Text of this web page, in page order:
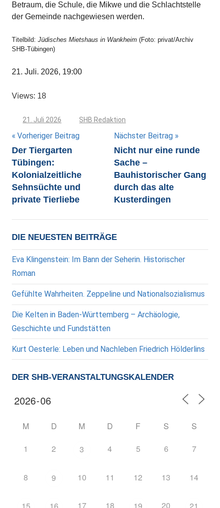
Betraum, die Schule, die Mikwe und die Schlachtstelle
der Gemeinde nachgewiesen werden.
Titelbild: Jüdisches Mietshaus in Wankheim (Foto: privat/Archiv
SHB-Tübingen)
21. Juli. 2026, 19:00
Views: 18
21. Juli 2026 SHB Redaktion
Beitragsnavigation
Vorheriger Beitrag
Der Tiergarten
Tübingen:
Kolonialzeitliche
Sehnsüchte und
private Tierliebe
Nächster Beitrag
Nicht nur eine runde
Sache –
Bauhistorischer Gang
durch das alte
Kusterdingen
DIE NEUESTEN BEITRÄGE
Eva Klingenstein: Im Bann der Seherin. Historischer
Roman
Gefühlte Wahrheiten. Zeppeline und Nationalsozialismus
Die Kelten in Baden-Württemberg – Archäologie,
Geschichte und Fundstätten
Kurt Oesterle: Leben und Nachleben Friedrich Hölderlins
DER SHB-VERANSTALTUNGSKALENDER
M D M D F S S
1 2 3 4 5 6 7
8 9 10 11 12 13 14
15 16 17 18 19 20 21